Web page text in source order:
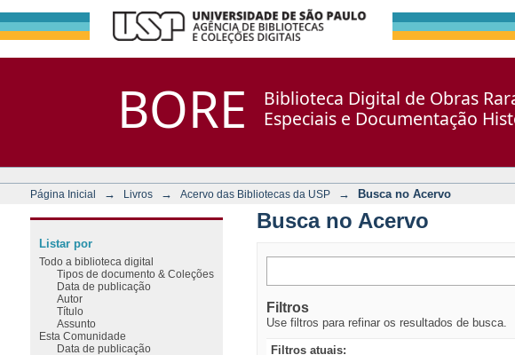
BORE
Biblioteca Digital de Obras
Especiais e Documentação
Página Inicial → Livros → Acervo das Bibliotecas da USP → Busca no Acervo
Busca no Acervo
Filtros
Use filtros para refinar os resultados de busca.
Filtros atuais:
Listar por
Todo a biblioteca digital
Tipos de documento & Coleções
Data de publicação
Autor
Título
Assunto
Esta Comunidade
Data de publicação